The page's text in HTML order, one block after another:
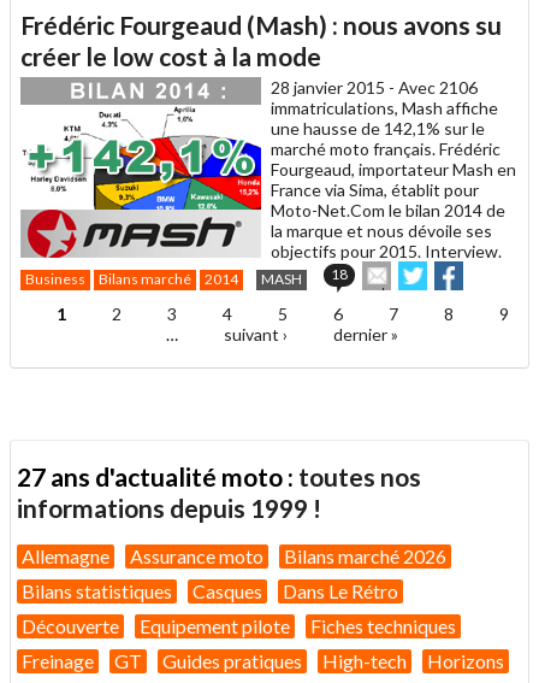
à
un
ami
Frédéric Fourgeaud (Mash) : nous avons su
créer le low cost à la mode
28 janvier 2015 - Avec 2106
immatriculations, Mash affiche
une hausse de 142,1% sur le
marché moto français. Frédéric
Fourgeaud, importateur Mash en
France via Sima, établit pour
Moto-Net.Com le bilan 2014 de
la marque et nous dévoile ses
objectifs pour 2015. Interview.
Business Bilans marché 2014 MASH 18
Envoyer
cet
article
à
ami
Partager
sur
Twitter
sur
Facebook
Pages
1 2 3 4 5 6 7 8
9
…
suivant › dernier »
27 ans d'actualité moto : toutes nos
informations depuis 1999 !
Allemagne Assurance moto
Bilans marché 2026
Bilans statistiques
Casques
Dans Le Rétro
Découverte
Equipement pilote
Fiches techniques
Freinage
GT Guides pratiques High-tech Horizons